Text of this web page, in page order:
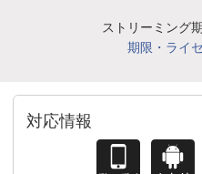
ストリーミング
期限・ライ
対応情報